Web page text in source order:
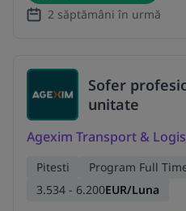
2 săptămâni în urmă
Sofer
unitate
Agexim Transport &
Pitesti
Program Full
3.534 - 6.200EUR/Luna